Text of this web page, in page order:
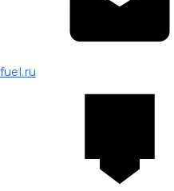
fuel.ru